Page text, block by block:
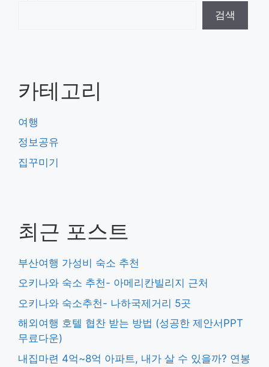
검색
카테고리
여행
정보공유
집꾸미기
최근 포스트
부산여행 가성비 숙소 추천
오키나와 숙소 추천- 아메리칸빌리지 근처
오키나와 숙소추천- 나하국제거리 5곳
해외여행 호텔 협찬 받는 방법 (성공한 제안서PPT
무료다운)
내집마련 4억~8억 아파트, 내가 살 수 있을까? 연봉